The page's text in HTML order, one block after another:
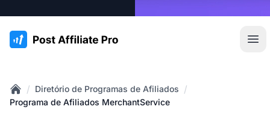
:site.title
Home
/ Diretório de Programas de Afiliados /
Programa de Afiliados MerchantService